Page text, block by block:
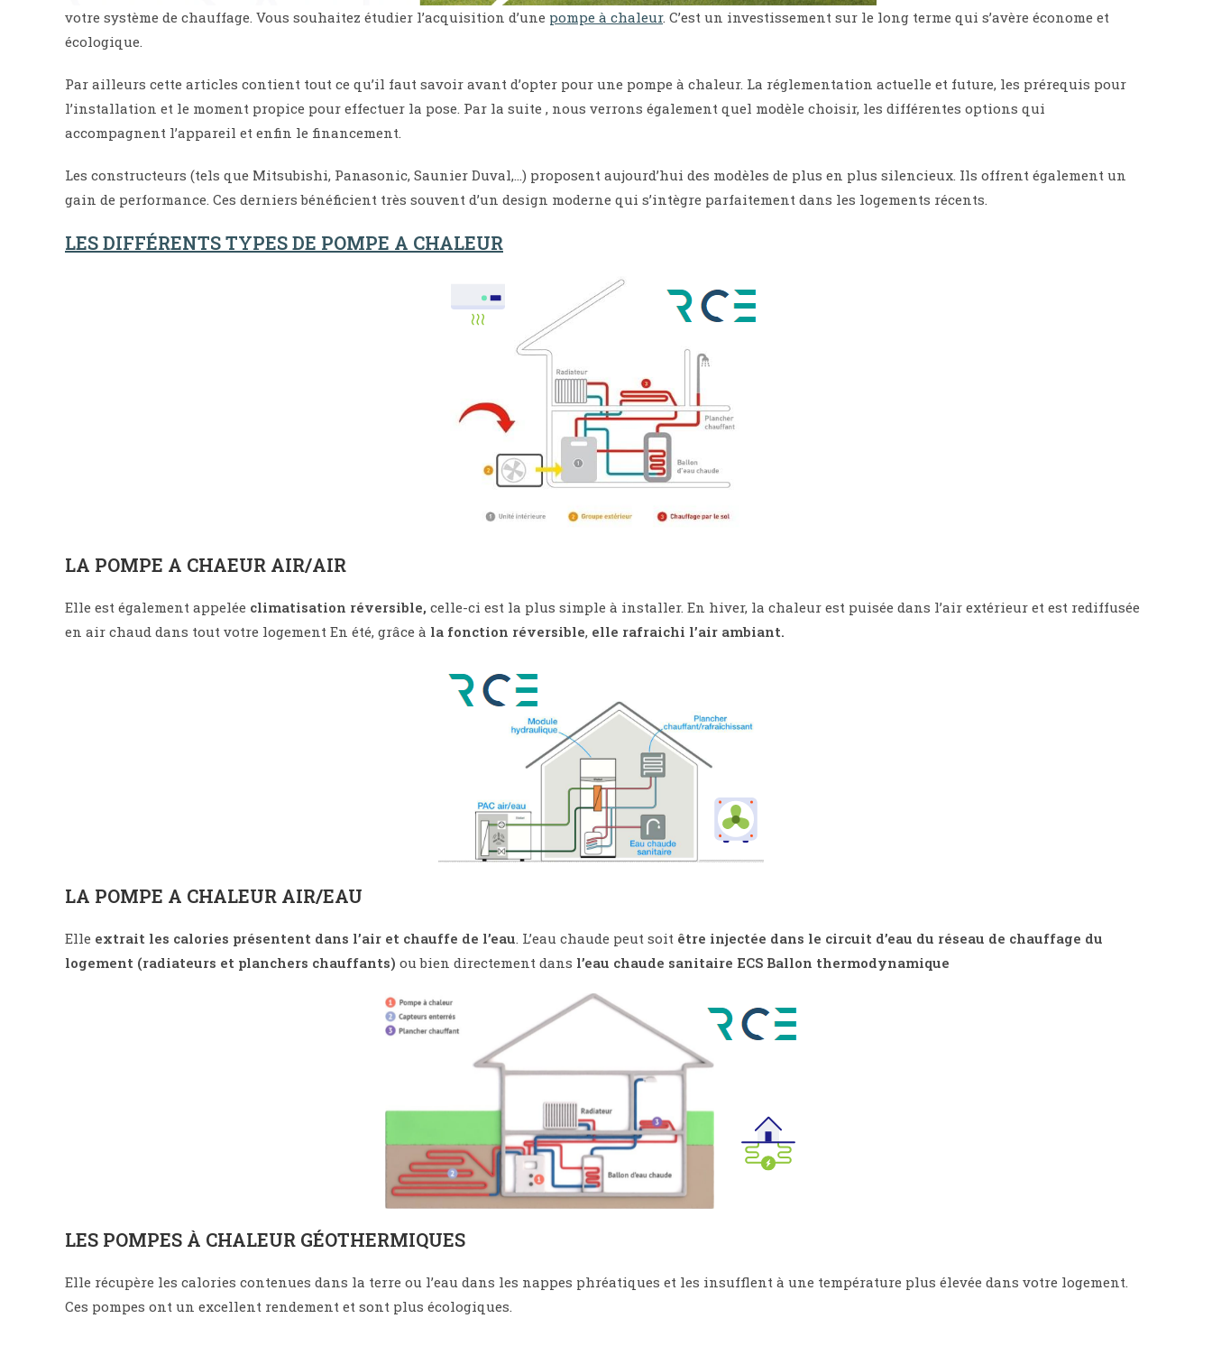
votre système de chauffage. Vous souhaitez étudier l’acquisition d’une pompe à chaleur. C’est un investissement sur le long terme qui s’avère économe et
écologique.
Par ailleurs cette articles contient tout ce qu’il faut savoir avant d’opter pour une pompe à chaleur. La réglementation actuelle et future, les prérequis pour
l’installation et le moment propice pour effectuer la pose. Par la suite , nous verrons également quel modèle choisir, les différentes options qui
accompagnent l’appareil et enfin le financement.
Les constructeurs (tels que Mitsubishi, Panasonic, Saunier Duval,…) proposent aujourd’hui des modèles de plus en plus silencieux. Ils offrent également un
gain de performance. Ces derniers bénéficient très souvent d’un design moderne qui s’intègre parfaitement dans les logements récents.
LES DIFFÉRENTS TYPES DE POMPE A CHALEUR
LA POMPE A CHAEUR AIR/AIR
Elle est également appelée climatisation réversible, celle-ci est la plus simple à installer. En hiver, la chaleur est puisée dans l’air extérieur et est rediffusée
en air chaud dans tout votre logement En été, grâce à la fonction réversible, elle rafraichi l’air ambiant.
LA POMPE A CHALEUR AIR/EAU
Elle extrait les calories présentent dans l’air et chauffe de l’eau. L’eau chaude peut soit être injectée dans le circuit d’eau du réseau de chauffage du
logement (radiateurs et planchers chauffants) ou bien directement dans l’eau chaude sanitaire ECS Ballon thermodynamique
LES POMPES À CHALEUR GÉOTHERMIQUES
Elle récupère les calories contenues dans la terre ou l’eau dans les nappes phréatiques et les insufflent à une température plus élevée dans votre logement.
Ces pompes ont un excellent rendement et sont plus écologiques.